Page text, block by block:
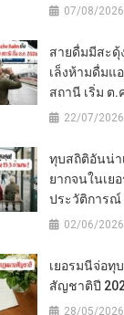
07/08/2026
สายดื่มมีสะดุ้
เล็งห้ามดื่มแ
สถานี เริ่ม ต.
22/07/2026
ทุบสถิติอันน่า
ยากจนในเย
ประวัติการณ์
02/06/2026
เยอรมนีจ่อทุ
สัญชาติปี
28/05/2026